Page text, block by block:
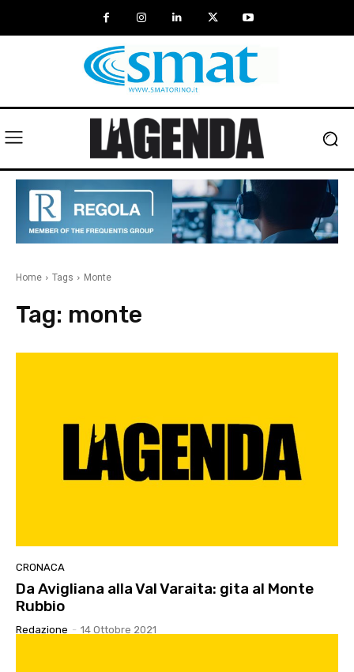
Home Tags Monte
Tag: monte
CRONACA
Da Avigliana alla Val Varaita: gita al Monte
Rubbio
Redazione - 14 Ottobre 2021